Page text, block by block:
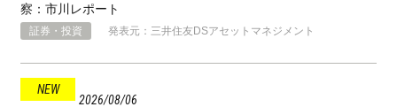
察：市川レポート
証券・投資 発表元：三井住友DSアセットマネジメント
2026 08 06